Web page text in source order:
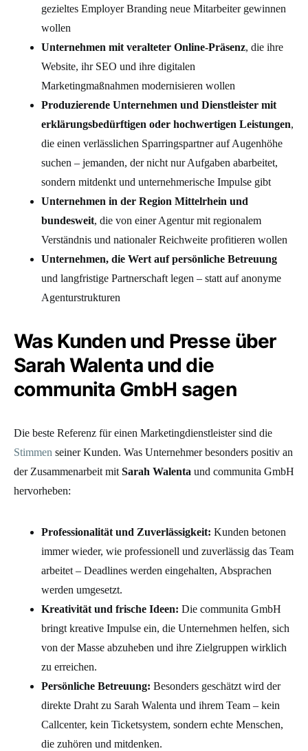
gezieltes Employer Branding neue Mitarbeiter gewinnen
wollen
Unternehmen mit veralteter Online-Präsenz, die ihre
Website, ihr SEO und ihre digitalen
Marketingmaßnahmen modernisieren wollen
Produzierende Unternehmen und Dienstleister mit
erklärungsbedürftigen oder hochwertigen Leistungen,
die einen verlässlichen Sparringspartnerauf Augenhöhe
suchen – jemanden, der nicht nur Aufgaben abarbeitet,
sondern mitdenkt und unternehmerische Impulse gibt
Unternehmen in der Region Mittelrhein und
bundesweit, die von einer Agentur mit regionalem
Verständnis und nationaler Reichweite profitieren wollen
Unternehmen, die Wert auf persönliche Betreuung
und langfristige Partnerschaft legen – statt auf anonyme
Agenturstrukturen
Was Kunden und Presse über
Sarah Walenta und die
communita GmbH sagen
Die beste Referenz für einen Marketingdienstleister sind die
Stimmen seiner Kunden. Was Unternehmer besonders positiv an
der Zusammenarbeit mit Sarah Walenta und communita GmbH
hervorheben:
Professionalität und Zuverlässigkeit: Kunden betonen
immer wieder, wie professionell und zuverlässig das Team
arbeitet – Deadlines werden eingehalten, Absprachen
werden umgesetzt.
Kreativität und frische Ideen: Die communita GmbH
bringt kreative Impulse ein, die Unternehmen helfen, sich
von der Masse abzuheben und ihre Zielgruppen wirklich
zu erreichen.
Persönliche Betreuung: Besonders geschätzt wird der
direkte Draht zu Sarah Walenta und ihrem Team – kein
Callcenter, kein Ticketsystem, sondern echte Menschen,
die zuhören und mitdenken.